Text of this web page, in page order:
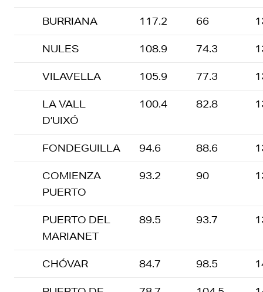
BURRIANA 117.2 66
NULES 108.9 74.3
VILAVELLA 105.9 77.3
LA VALL
D’UIXÓ
100.4 82.8
FONDEGUILLA 94.6 88.6
COMIENZA
PUERTO
93.2 90
PUERTO DEL
MARIANET
89.5 93.7
CHÓVAR 84.7 98.5